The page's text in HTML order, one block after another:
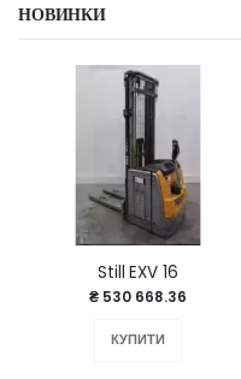
НОВИНКИ
Still EXV 16
₴ 530 668.36
КУПИТИ